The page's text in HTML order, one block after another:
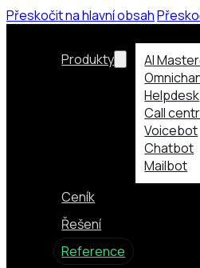
Přeskočit na hlavní obsah
Produkty
AI
Helpdesk
Call
Voicebot
Chatbot
Mailbot
Ceník
Řešení
Reference